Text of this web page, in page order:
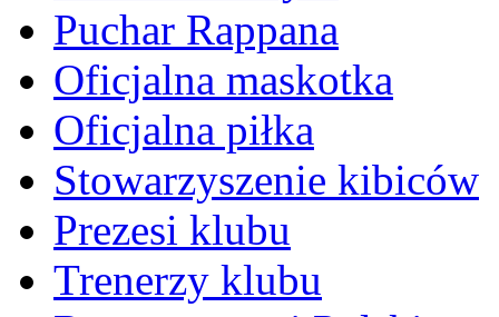
Puchar Rappana
Oficjalna maskotka
Oficjalna piłka
Stowarzyszenie kibiców
Prezesi klubu
Trenerzy klubu